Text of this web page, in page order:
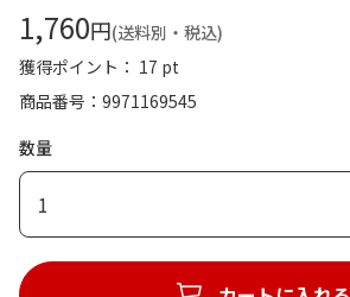
1,760円(送料別・税込)
獲得ポイント： 17 pt
商品番号
9971169545
数量
1